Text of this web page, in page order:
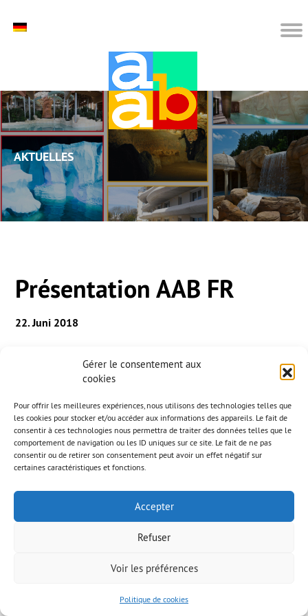
Gérer le consentement aux
cookies
Pour offrir les meilleures expériences, nous utilisons des technologies telles que
les cookies pour stocker et/ou accéder aux informations des appareils. Le fait de
consentir à ces technologies nous permettra de traiter des données telles que le
comportement de navigation ou les ID uniques sur ce site. Le fait de ne pas
consentir ou de retirer son consentement peut avoir un effet négatif sur
certaines caractéristiques et fonctions.
Accepter
Refuser
Voir les préférences
Politique de cookies
Aktuelles
Présentation AAB FR
22. Juni 2018
Présentation AAB FR
© AAB 2023